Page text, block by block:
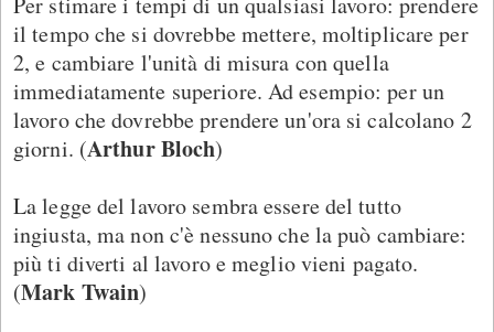
il tempo che si dovrebbe mettere, moltiplicare per
2, e cambiare l'unità di misura con quella
immediatamente superiore. Ad esempio: per un
lavoro che dovrebbe prendere un'ora si calcolano 2
giorni. (Arthur Bloch)
La legge del lavoro sembra essere del tutto
ingiusta, ma non c'è nessuno che la può cambiare:
più ti diverti al lavoro e meglio vieni pagato.
(Mark Twain)